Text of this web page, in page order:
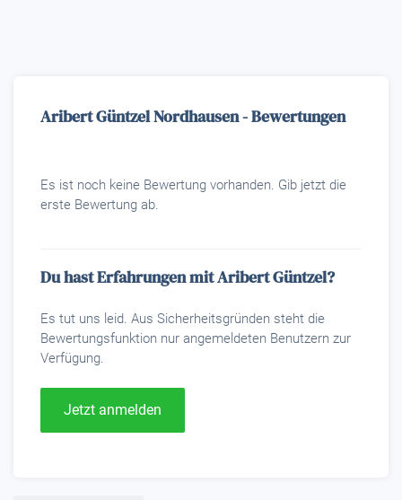
Aribert Güntzel Nordhausen - Bewertungen
Es ist noch keine Bewertung vorhanden. Gib jetzt die
erste Bewertung ab.
Du hast Erfahrungen mit Aribert Güntzel?
Es tut uns leid. Aus Sicherheitsgründen steht die
Bewertungsfunktion nur angemeldeten Benutzern zur
Verfügung.
Jetzt anmelden